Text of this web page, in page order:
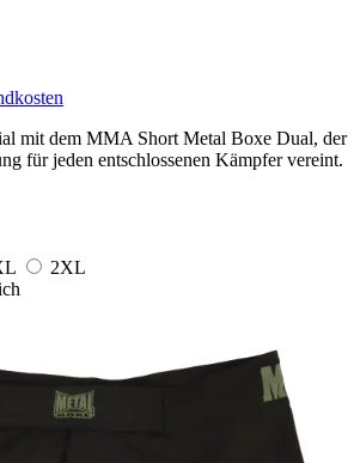
mit dem MMA Short Metal Boxe Dual, der
für jeden entschlossenen Kämpfer vereint.
2XL